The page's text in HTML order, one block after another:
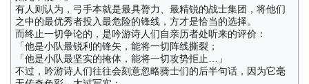
有人则认为，弓手本就是最具膂力、最精锐的战士集团，将他们
之中的最优秀者投入最危险的锋线，方才是恰当的选择。
而终止一切争论的，是吟游诗人们自亲历者处听来的评价：
「他是小队最锐利的锋矢，能将一切阵线撕裂；
「他是小队最坚实的掩体，能将一切攻势拒止…」
不过，吟游诗人们往往会刻意忽略骑士们的后半句话，因为它毫